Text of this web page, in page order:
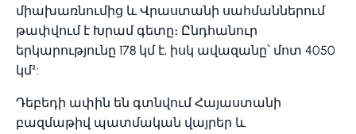
միախառնումից և Վրաստանի սահմաններում
թափվում է Խրամ գետը։ Ընդհանուր
երկարությունը 178 կմ է, իսկ ավազանը՝ մոտ 4050
կմ²:
Դեբեդի ափին են գտնվում Հայաստանի
բազմաթիվ պատմական վայրեր և